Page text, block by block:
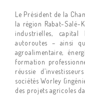
Le Président de la
la région Rabat-Salé-
industrielles,
autoroutes – ainsi
agroalimentaire,
formation
réussie
sociétés Worley
des projets agricoles